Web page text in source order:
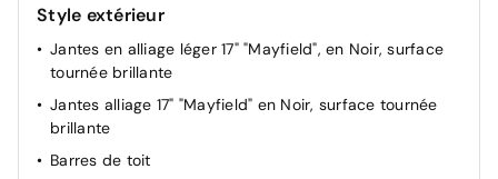
Sièges confort à l'Avant
Combiné d'instruments avec tachymètre électronique,
totalisateur kilométrique et totalisateur partiel,
compte-tours
Style extérieur
Jantes en alliage léger 17" "Mayfield", en Noir, surface
tournée brillante
Jantes alliage 17" "Mayfield" en Noir, surface tournée
brillante
Barres de toit